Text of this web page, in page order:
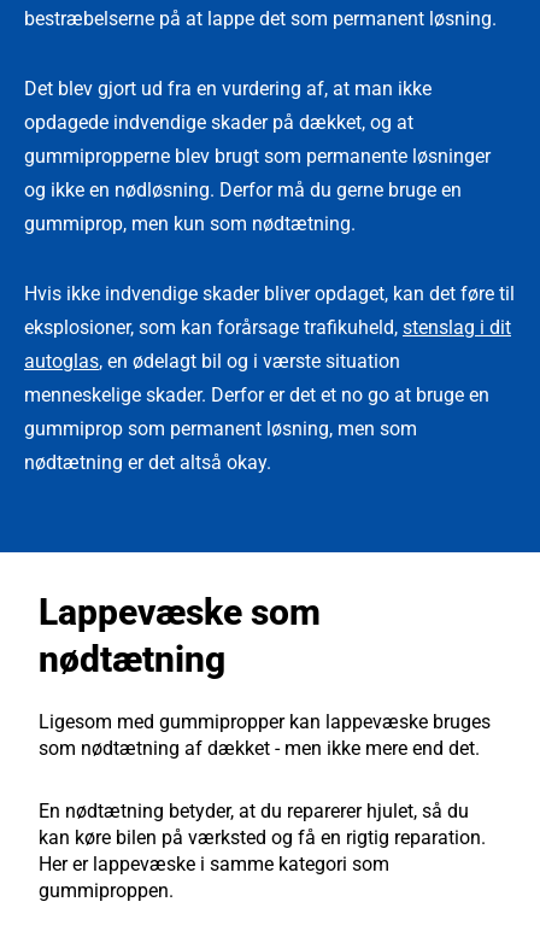
bestræbelserne på at lappe det som permanent løsning.
Det blev gjort ud fra en vurdering af, at man ikke
opdagede indvendige skader på dækket, og at
gummipropperne blev brugt som permanente løsninger
og ikke en nødløsning. Derfor må du gerne bruge en
gummiprop, men kun som nødtætning.
Hvis ikke indvendige skader bliver opdaget, kan det føre til
eksplosioner, som kan forårsage trafikuheld, stenslag i dit
autoglas, en ødelagt bil og i værste situation
menneskelige skader. Derfor er det et no go at bruge en
gummiprop som permanent løsning, men som
nødtætning er det altså okay.
Lappevæske som
nødtætning
Ligesom med gummipropper kan lappevæske bruges
som nødtætning af dækket - men ikke mere end det.
En nødtætning betyder, at du reparerer hjulet, så du
kan køre bilen på værksted og få en rigtig reparation.
Her er lappevæske i samme kategori som
gummiproppen.